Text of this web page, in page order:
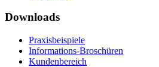
Downloads
Praxisbeispiele
Informations-Broschüren
Kundenbereich